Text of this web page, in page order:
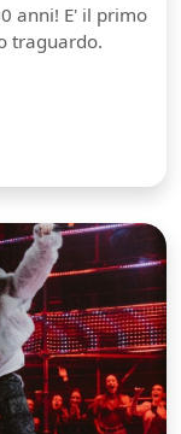
anni! E' il primo
traguardo.